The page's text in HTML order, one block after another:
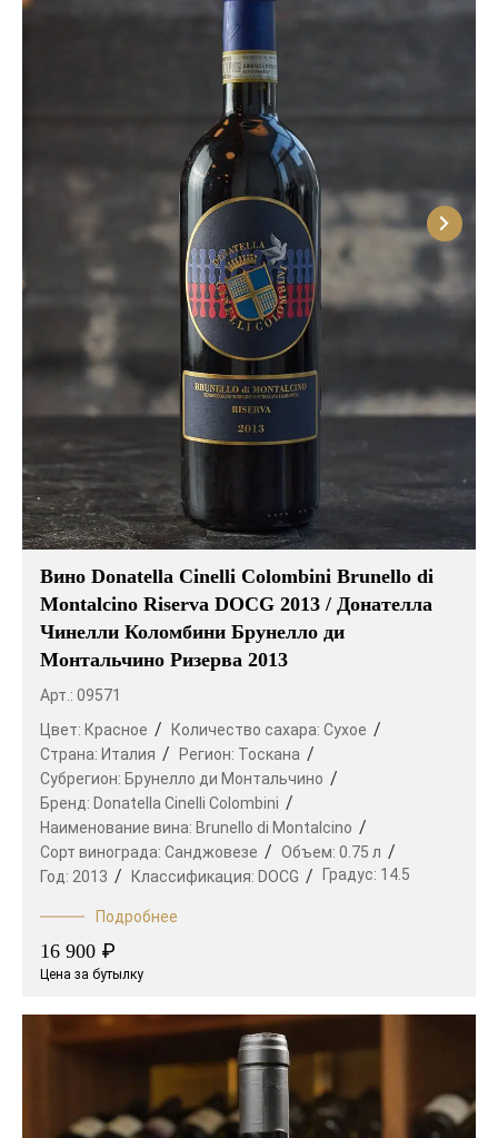
Вино Donatella Cinelli Colombini Brunello di
Montalcino Riserva DOCG 2013 / Донателла
Чинелли Коломбини Брунелло ди
Монтальчино Ризерва 2013
Арт.: 09571
Цвет: Красное Количество сахара: Сухое
Страна: Италия Регион: Тоскана
Субрегион: Брунелло ди Монтальчино
Бренд: Donatella Cinelli Colombini
Наименование вина: Brunello di Montalcino
Сорт винограда: Санджовезе Объем: 0.75 л
Год: 2013 Классификация: DOCG Градус: 14.5
Подробнее
16 900 ₽
Цена за бутылку